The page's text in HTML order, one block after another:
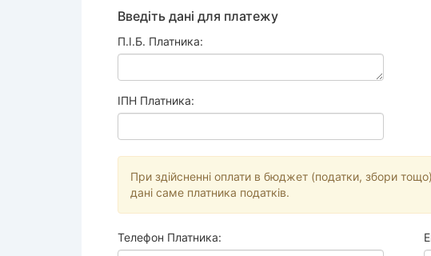
Введіть дані для платежу
П.І.Б. Платника:
ІПН Платника:
При здійсненні оплати в бюджет (податки, збори
дані саме платника податків.
Телефон Платника: